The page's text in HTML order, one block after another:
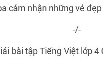
cảm nhận những vẻ
-/-
bài tập Tiếng Việt lớp